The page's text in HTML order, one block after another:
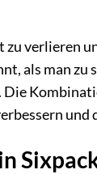
zu verlieren
als man